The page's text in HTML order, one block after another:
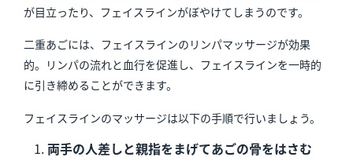
が目立ったり、フェイスラインがぼやけてしまうのです。
二重あごには、フェイスラインのリンパマッサージが効果
的。リンパの流れと血行を促進し、フェイスラインを一時的
に引き締めることができます。
フェイスラインのマッサージは以下の手順で行いましょう。
両手の人差しと親指をまげてあごの骨をはさむ